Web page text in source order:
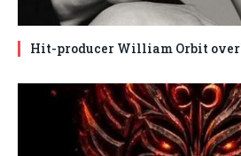
Hit-producer William Orbit